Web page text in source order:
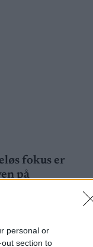
personal or
section to
fokus er
på